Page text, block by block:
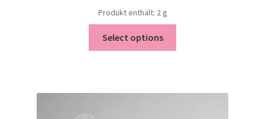
Produkt enthält: 2g
Select options